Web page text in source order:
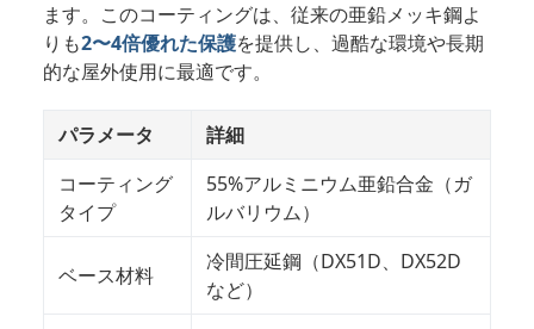
ます。このコーティングは、従来の亜鉛メッキ鋼よ
りも2〜4倍優れた保護を提供し、過酷な環境や長期
的な屋外使用に最適です。
パラメータ
詳細
コーティング
タイプ
55%アルミニウム亜鉛合金（ガ
ルバリウム）
ベース材料
冷間圧延鋼（DX51D、DX52D
など）